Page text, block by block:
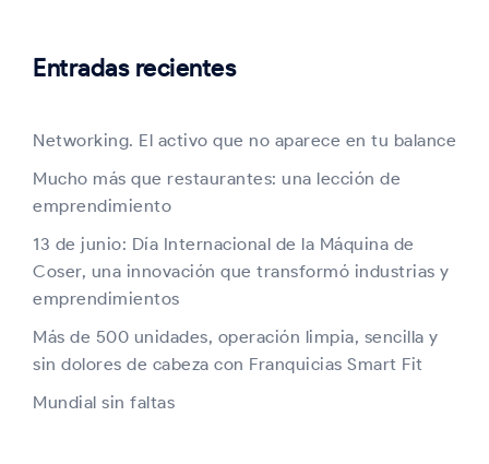
Entradas recientes
Networking. El activo que no aparece en tu balance
Mucho más que restaurantes: una lección de
emprendimiento
13 de junio: Día Internacional de la Máquina de
Coser, una innovación que transformó industrias y
emprendimientos
Más de 500 unidades, operación limpia, sencilla y
sin dolores de cabeza con Franquicias Smart Fit
Mundial sin faltas